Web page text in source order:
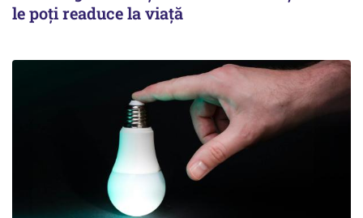
le poți readuce la viață